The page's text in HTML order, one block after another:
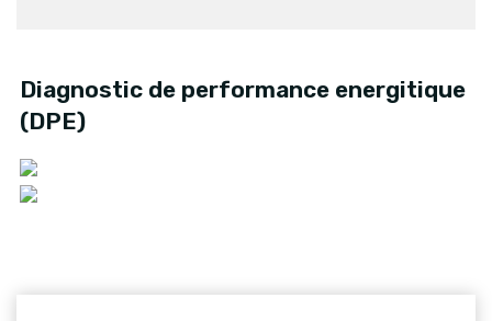
Diagnostic de performance energitique
(DPE)